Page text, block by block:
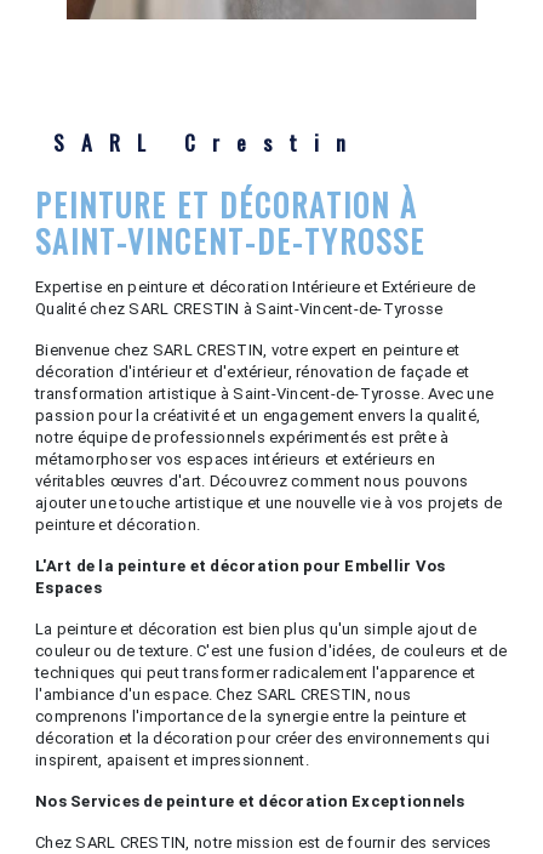
SARL Crestin
PEINTURE ET DÉCORATION À
SAINT-VINCENT-DE-TYROSSE
Expertise en peinture et décoration Intérieure et Extérieure de
Qualité chez SARL CRESTIN à Saint-Vincent-de-Tyrosse
Bienvenue chez SARL CRESTIN, votre expert en peinture et
décoration d'intérieur et d'extérieur, rénovation de façade et
transformation artistique à Saint-Vincent-de-Tyrosse. Avec une
passion pour la créativité et un engagement envers la qualité,
notre équipe de professionnels expérimentés est prête à
métamorphoser vos espaces intérieurs et extérieurs en
véritables œuvres d'art. Découvrez comment nous pouvons
ajouter une touche artistique et une nouvelle vie à vos projets de
peinture et décoration.
L'Art de la peinture et décoration pour Embellir Vos
Espaces
La peinture et décoration est bien plus qu'un simple ajout de
couleur ou de texture. C'est une fusion d'idées, de couleurs et de
techniques qui peut transformer radicalement l'apparence et
l'ambiance d'un espace. Chez SARL CRESTIN, nous
comprenons l'importance de la synergie entre la peinture et
décoration et la décoration pour créer des environnements qui
inspirent, apaisent et impressionnent.
Nos Services de peinture et décoration Exceptionnels
Chez SARL CRESTIN, notre mission est de fournir des services